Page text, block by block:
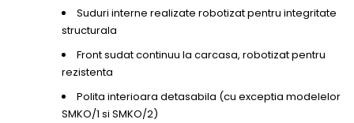
Suduri interne realizate robotizat pentru integritate
structurala
Front sudat continuu la carcasa, robotizat pentru
rezistenta
Polita interioara detasabila (cu exceptia modelelor
SMKO/1 si SMKO/2)